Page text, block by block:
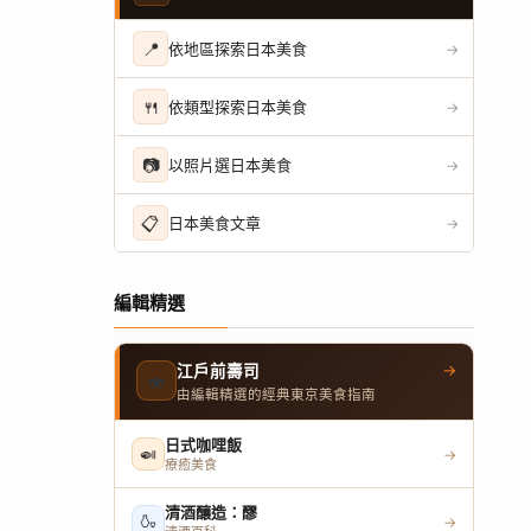
📍 依地區探索日本美食 →
🍴 依類型探索日本美食 →
📷 以照片選日本美食 →
📋 日本美食文章 →
編輯精選
🍣 江戶前壽司
由編輯精選的經典東京美食指南
→
🍛 日式咖哩飯
療癒美食
→
🍶 清酒釀造：醪 →